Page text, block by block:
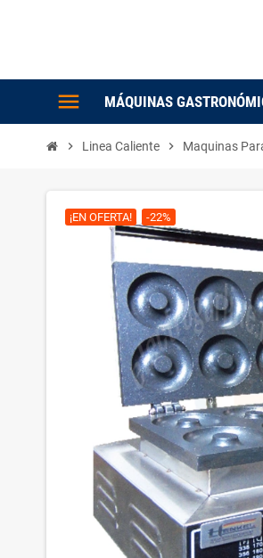
menu MÁQUINAS
chevron_right Linea Caliente chevron_right Maquinas
¡EN OFERTA! -22%